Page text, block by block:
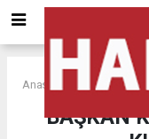
Anasayfa DÜZCE
BAŞKAN